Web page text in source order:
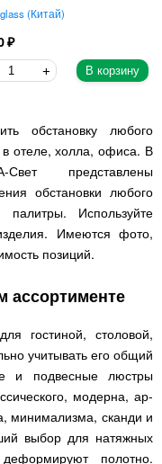
Китай
В корзину
обстановку любого
отеле, холла, офиса. В
Свет представлены
обстановки любого
палитры. Используйте
Имеются фото,
позиций.
ассортименте
гостиной, столовой,
учитывать его общий
и подвесные люстры
модерна, ар-
минимализма, сканди и
выбор для натяжных
полотно.